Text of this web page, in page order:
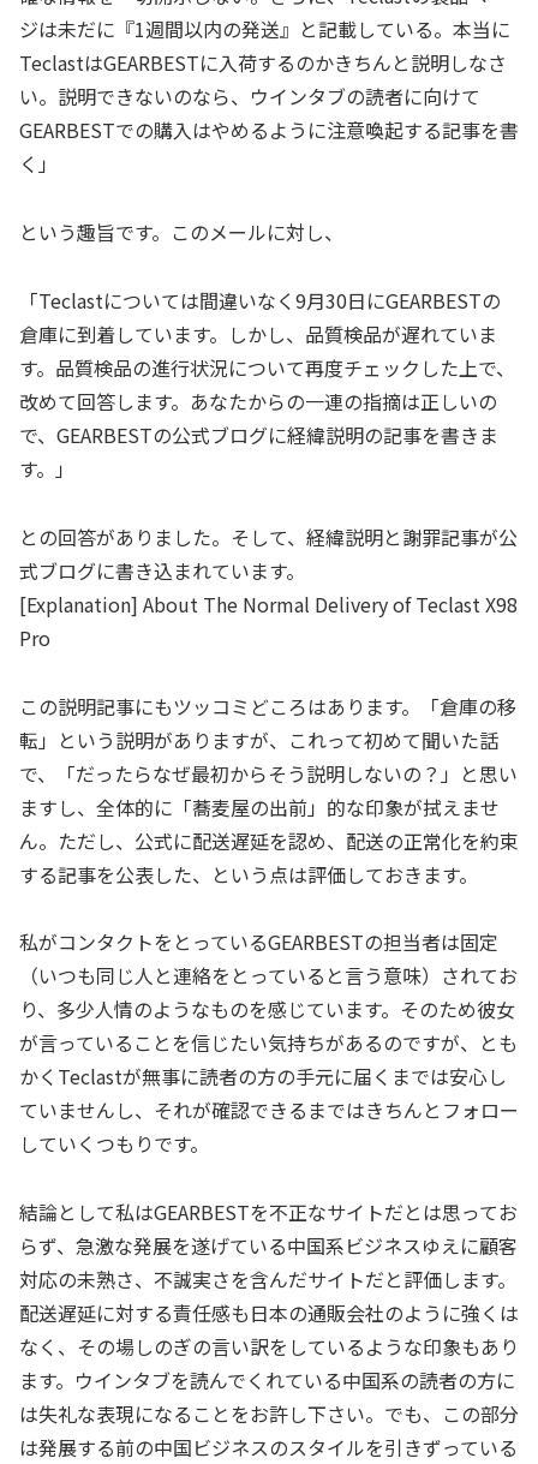
ジは未だに『1週間以内の発送』と記載している。本当に
TeclastはGEARBESTに入荷するのかきちんと説明しなさ
い。説明できないのなら、ウインタブの読者に向けて
GEARBESTでの購入はやめるように注意喚起する記事を書
く」
という趣旨です。このメールに対し、
「Teclastについては間違いなく9月30日にGEARBESTの
倉庫に到着しています。しかし、品質検品が遅れていま
す。品質検品の進行状況について再度チェックした上で、
改めて回答します。あなたからの一連の指摘は正しいの
で、GEARBESTの公式ブログに経緯説明の記事を書きま
す。」
との回答がありました。そして、経緯説明と謝罪記事が公
式ブログに書き込まれています。
[Explanation] About The Normal Delivery of Teclast X98
Pro
この説明記事にもツッコミどころはあります。「倉庫の移
転」という説明がありますが、これって初めて聞いた話
で、「だったらなぜ最初からそう説明しないの？」と思い
ますし、全体的に「蕎麦屋の出前」的な印象が拭えませ
ん。ただし、公式に配送遅延を認め、配送の正常化を約束
する記事を公表した、という点は評価しておきます。
私がコンタクトをとっているGEARBESTの担当者は固定
（いつも同じ人と連絡をとっていると言う意味）されてお
り、多少人情のようなものを感じています。そのため彼女
が言っていることを信じたい気持ちがあるのですが、とも
かくTeclastが無事に読者の方の手元に届くまでは安心し
ていませんし、それが確認できるまではきちんとフォロー
していくつもりです。
結論として私はGEARBESTを不正なサイトだとは思ってお
らず、急激な発展を遂げている中国系ビジネスゆえに顧客
対応の未熟さ、不誠実さを含んだサイトだと評価します。
配送遅延に対する責任感も日本の通販会社のように強くは
なく、その場しのぎの言い訳をしているような印象もあり
ます。ウインタブを読んでくれている中国系の読者の方に
は失礼な表現になることをお許し下さい。でも、この部分
は発展する前の中国ビジネスのスタイルを引きずっている